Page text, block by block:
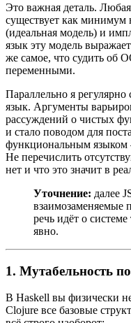
Это важная деталь.
существует как минимум
(идеальная модель) и
язык эту модель
же самое, что судить об
переменными.
Параллельно я
язык. Аргументы
рассуждений о чистых
и стало поводом для
функциональным языком
Не перечислить
нет и что это значит в
Уточнение: далее
взаимозаменяемые
речь идёт о
явно.
1. Мутабельность
В Haskell вы физически
Clojure все базовые